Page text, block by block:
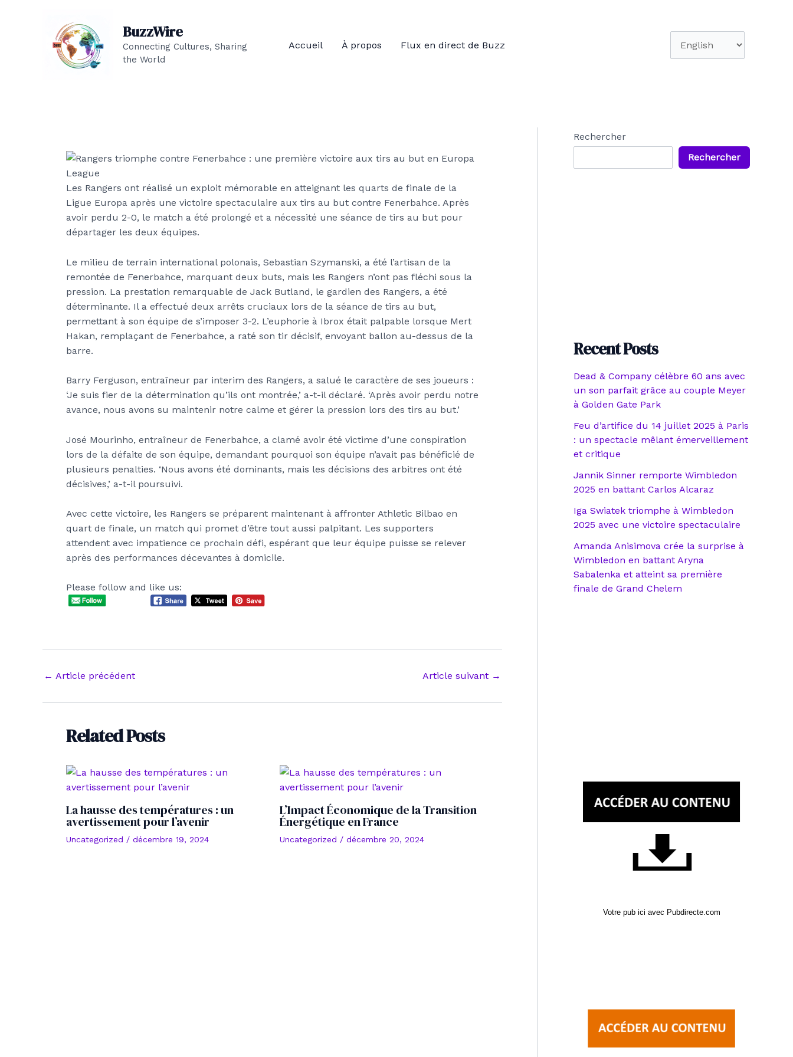
BuzzWire
Connecting Cultures, Sharing
the World
Accueil À propos Flux en direct de Buzz
Les Rangers ont réalisé un exploit mémorable en atteignant les quarts de finale de la
Ligue Europa après une victoire spectaculaire aux tirs au but contre Fenerbahce. Après
avoir perdu 2-0, le match a été prolongé et a nécessité une séance de tirs au but pour
départager les deux équipes.
Le milieu de terrain international polonais, Sebastian Szymanski, a été l’artisan de la
remontée de Fenerbahce, marquant deux buts, mais les Rangers n’ont pas fléchi sous la
pression. La prestation remarquable de Jack Butland, le gardien des Rangers, a été
déterminante. Il a effectué deux arrêts cruciaux lors de la séance de tirs au but,
permettant à son équipe de s’imposer 3-2. L’euphorie à Ibrox était palpable lorsque Mert
Hakan, remplaçant de Fenerbahce, a raté son tir décisif, envoyant ballon au-dessus de la
barre.
Barry Ferguson, entraîneur par interim des Rangers, a salué le caractère de ses joueurs :
‘Je suis fier de la détermination qu’ils ont montrée,’ a-t-il déclaré. ‘Après avoir perdu notre
avance, nous avons su maintenir notre calme et gérer la pression lors des tirs au but.’
José Mourinho, entraîneur de Fenerbahce, a clamé avoir été victime d’une conspiration
lors de la défaite de son équipe, demandant pourquoi son équipe n’avait pas bénéficié de
plusieurs penalties. ‘Nous avons été dominants, mais les décisions des arbitres ont été
décisives,’ a-t-il poursuivi.
Avec cette victoire, les Rangers se préparent maintenant à affronter Athletic Bilbao en
quart de finale, un match qui promet d’être tout aussi palpitant. Les supporters
attendent avec impatience ce prochain défi, espérant que leur équipe puisse se relever
après des performances décevantes à domicile.
Please follow and like us:
Navigation
articles
← Article précédent Article suivant →
Related Posts
La hausse des températures : un
avertissement pour l’avenir
Uncategorized / décembre 19, 2024
L’Impact Économique de la Transition
Énergétique en France
Uncategorized / décembre 20, 2024
Rechercher
Rechercher
Recent Posts
Dead & Company célèbre 60 ans avec
un son parfait grâce au couple Meyer
à Golden Gate Park
Feu d’artifice du 14 juillet 2025 à Paris
: un spectacle mêlant émerveillement
et critique
Jannik Sinner remporte Wimbledon
2025 en battant Carlos Alcaraz
Iga Swiatek triomphe à Wimbledon
2025 avec une victoire spectaculaire
Amanda Anisimova crée la surprise à
Wimbledon en battant Aryna
Sabalenka et atteint sa première
finale de Grand Chelem
Votre pub ici avec Pubdirecte.com